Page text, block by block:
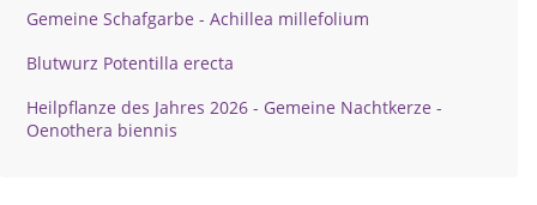
Gemeine Schafgarbe - Achillea millefolium
Blutwurz Potentilla erecta
Heilpflanze des Jahres 2026 - Gemeine Nachtkerze -
Oenothera biennis